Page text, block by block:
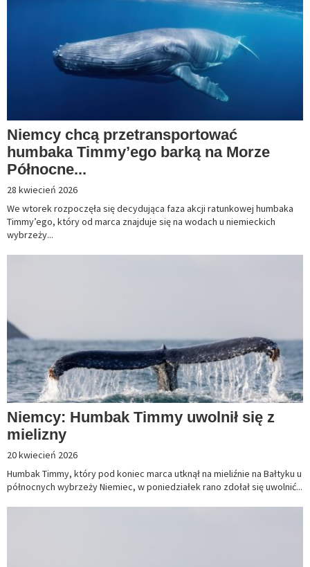
Niemcy chcą przetransportować
humbaka Timmy’ego barką na Morze
Północne...
28 kwiecień 2026
We wtorek rozpoczęła się decydująca faza akcji ratunkowej humbaka
Timmy’ego, który od marca znajduje się na wodach u niemieckich
wybrzeży...
Niemcy: Humbak Timmy uwolnił się z
mielizny
20 kwiecień 2026
Humbak Timmy, który pod koniec marca utknął na mieliźnie na Bałtyku u
północnych wybrzeży Niemiec, w poniedziałek rano zdołał się uwolnić...